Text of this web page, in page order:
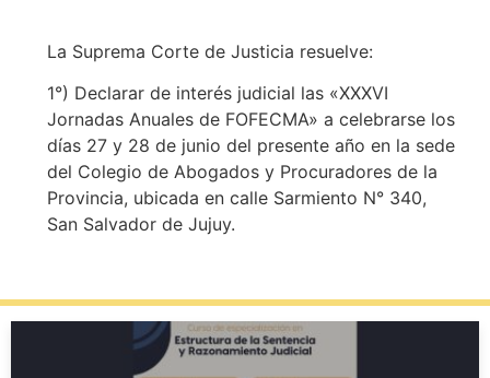
La Suprema Corte de Justicia resuelve:
1°) Declarar de interés judicial las «XXXVI
Jornadas Anuales de FOFECMA» a celebrarse los
días 27 y 28 de junio del presente año en la sede
del Colegio de Abogados y Procuradores de la
Provincia, ubicada en calle Sarmiento N° 340,
San Salvador de Jujuy.